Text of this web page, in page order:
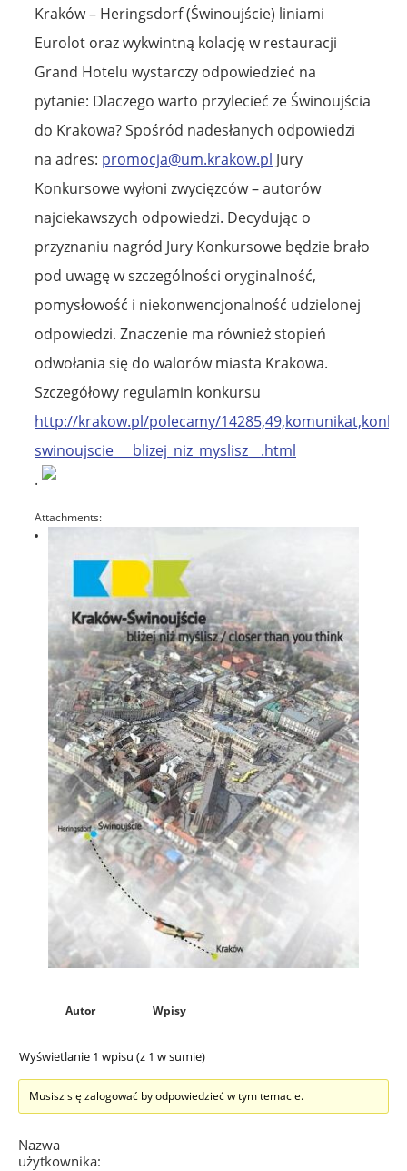
Kraków – Heringsdorf (Świnoujście) liniami
Eurolot oraz wykwintną kolację w restauracji
Grand Hotelu wystarczy odpowiedzieć na
pytanie: Dlaczego warto przylecieć ze Świnoujścia
do Krakowa? Spośród nadesłanych odpowiedzi
na adres: promocja@um.krakow.pl Jury
Konkursowe wyłoni zwycięzców – autorów
najciekawszych odpowiedzi. Decydując o
przyznaniu nagród Jury Konkursowe będzie brało
pod uwagę w szczególności oryginalność,
pomysłowość i niekonwencjonalność udzielonej
odpowiedzi. Znaczenie ma również stopień
odwołania się do walorów miasta Krakowa.
Szczegółowy regulamin konkursu
http://krakow.pl/polecamy/
swinoujscie___blizej_niz_myslisz__.html
.
Attachments:
Autor Wpisy
Wyświetlanie 1 wpisu (z 1 w sumie)
Musisz się zalogować by odpowiedzieć w tym temacie.
Nazwa
użytkownika: